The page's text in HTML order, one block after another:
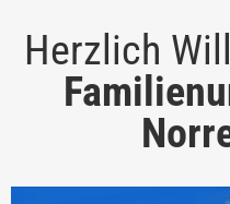
Herzlich